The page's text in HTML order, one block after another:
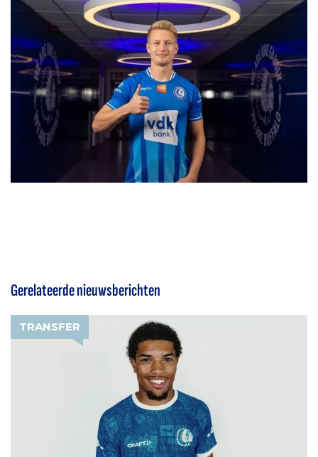
Gerelateerde nieuwsberichten
TRANSFER